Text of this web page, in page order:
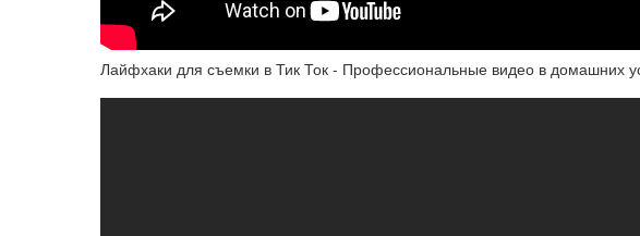
Лайфхаки для съемки в Тик Ток - Профессиональные видео в домашних